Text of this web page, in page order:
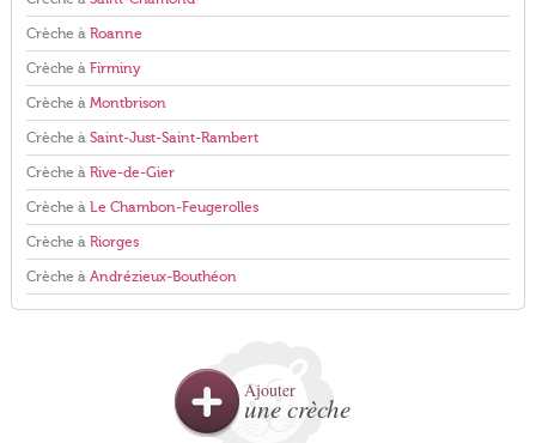
Crèche à Roanne
Crèche à Firminy
Crèche à Montbrison
Crèche à Saint-Just-Saint-Rambert
Crèche à Rive-de-Gier
Crèche à Le Chambon-Feugerolles
Crèche à Riorges
Crèche à Andrézieux-Bouthéon
Ajouter
une crèche